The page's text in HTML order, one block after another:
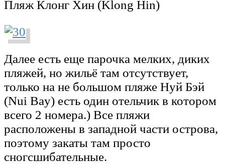
Пляж Клонг Хин (Klong Hin)
Далее есть еще парочка мелких, диких
пляжей, но жильё там отсутствует,
только на не большом пляже Нуй Бэй
(Nui Bay) есть один отельчик в котором
всего 2 номера.) Все пляжи
расположены в западной части острова,
поэтому закаты там просто
сногсшибательные.